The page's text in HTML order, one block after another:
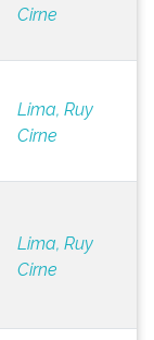
Cirne
Lima, Ruy
Cirne
Lima, Ruy
Cirne